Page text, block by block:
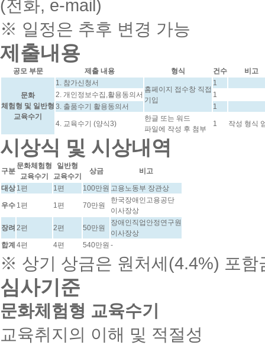
(전화, e-mail)
※ 일정은 추후 변경 가능
제출내용
공모 부문 제출 내용 형식 건수 비고
문화
체험형 및 일반형
교육수기
1. 참가신청서
홈페이지 접수창 직접
기입
1
2. 개인정보수집,활용동의서
1
3. 출품수기 활용동의서
1
4. 교육수기 (양식3)
한글 또는 워드
파일에 작성 후 첨부
1 작성 형식
시상식 및 시상내역
구분
문화체험형
교육수기
일반형
교육수기
상금 비고
대상 1편 1편 100만원 고용노동부 장관상
우수 1편 1편 70만원
한국장애인고용공단
이사장상
장려 2편 2편 50만원
장애인직업안정연구원
이사장상
합계 4편 4편 540만원 -
※ 상기 상금은 원처세(4.4%) 포함
심사기준
문화체험형 교육수기
교육취지의 이해 및 적절성